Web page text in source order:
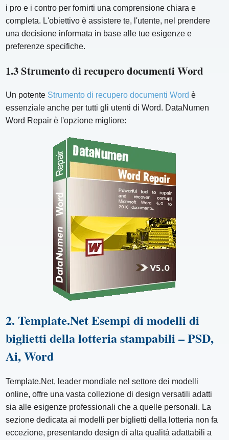
i pro e i contro per fornirti una comprensione chiara e
completa. L'obiettivo è assistere te, l'utente, nel prendere
una decisione informata in base alle tue esigenze e
preferenze specifiche.
1.3 Strumento di recupero documenti Word
Un potente Strumento di recupero documenti Word è
essenziale anche per tutti gli utenti di Word. DataNumen
Word Repair è l'opzione migliore:
2. Template.Net Esempi di modelli di
biglietti della lotteria stampabili – PSD,
Ai, Word
Template.Net, leader mondiale nel settore dei modelli
online, offre una vasta collezione di design versatili adatti
sia alle esigenze professionali che a quelle personali. La
sezione dedicata ai modelli per biglietti della lotteria non fa
eccezione, presentando design di alta qualità adattabili a